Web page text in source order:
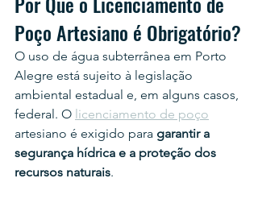
Poço Artesiano é Obrigatório?
O uso de água subterrânea em Porto
Alegre está sujeito à legislação
ambiental estadual e, em alguns casos,
federal. O licenciamento de poço
artesiano é exigido para garantir a
segurança hídrica e a proteção dos
recursos naturais.